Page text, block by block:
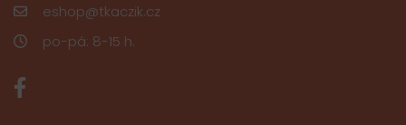
eshop@tkaczik.cz
po-pá: 8-15 h.